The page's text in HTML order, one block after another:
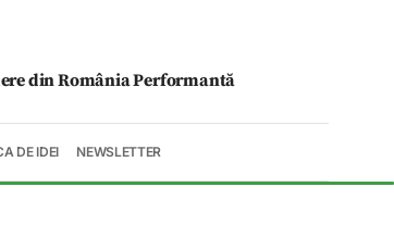
din România Performantă
DE IDEI NEWSLETTER